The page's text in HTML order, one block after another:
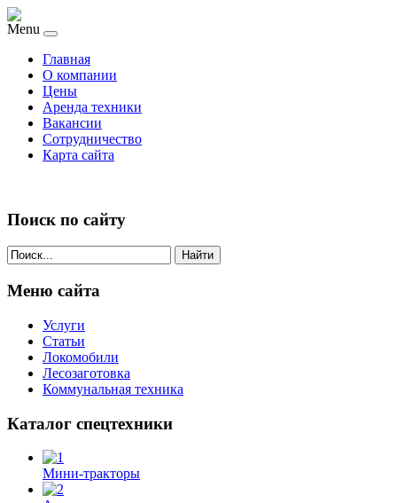
Menu
Главная
О компании
Цены
Аренда техники
Вакансии
Сотрудничество
Карта сайта
Поиск по сайту
Найти
Меню сайта
Услуги
Статьи
Локомобили
Лесозаготовка
Коммунальная техника
Каталог спецтехники
Мини-тракторы